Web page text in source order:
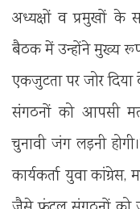
अध्यक्षों व प्रमुखों के
बैठक में उन्होंने मुख्य रूप
एकजुटता पर जोर
संगठनों को आपसी
चुनावी जंग लड़नी
कार्यकर्ता युवा